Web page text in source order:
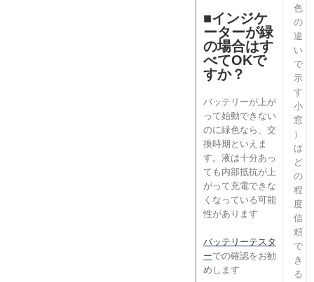
■インジケ
ーターが緑
の場合はす
べてOKで
すか？
バッテリーが上が
って始動できない
のに緑色なら、交
換時期といえま
す。液は十分あっ
ても内部抵抗が上
がって充電できな
くなっている可能
性があります
バッテリーテスタ
ーでの確認をお勧
めします
色
の
違
い
で
示
す
小
窓
）
は
ど
の
程
度
信
頼
で
き
る